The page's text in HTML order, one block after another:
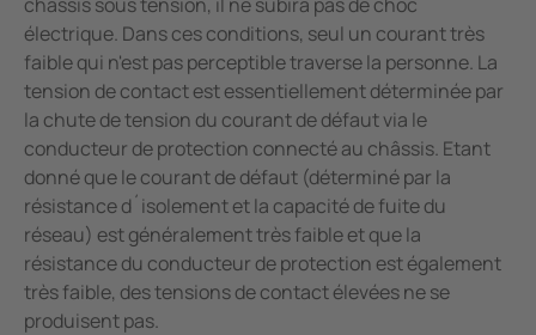
électrique. Dans ces conditions, seul un courant très
faible qui n'est pas perceptible traverse la personne. La
tension de contact est essentiellement déterminée par
la chute de tension du courant de défaut via le
conducteur de protection connecté au châssis. Etant
donné que le courant de défaut (déterminé par la
résistance d´isolement et la capacité de fuite du
réseau) est généralement très faible et que la
résistance du conducteur de protection est également
très faible, des tensions de contact élevées ne se
produisent pas.